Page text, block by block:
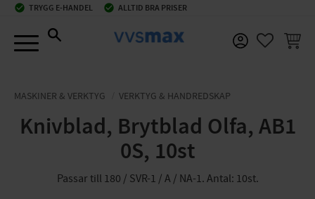
check_circle TRYGG E-HANDEL check_circle ALLTID BRA PRISER
MASKINER & VERKTYG VERKTYG & HANDREDSKAP
Knivblad, Brytblad Olfa, AB1
0S, 10st
Passar till 180 / SVR-1 / A / NA-1. Antal: 10st.